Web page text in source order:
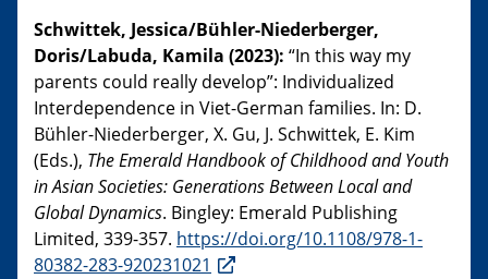
Schwittek, Jessica/Bühler-Niederberger,
Doris/Labuda, Kamila (2023): “In this way my
parents could really develop”: Individualized
Interdependence in Viet-German families. In: D.
Bühler-Niederberger, X. Gu, J. Schwittek, E. Kim
(Eds.), The Emerald Handbook of Childhood and Youth
in Asian Societies: Generations Between Local and
Global Dynamics. Bingley: Emerald Publishing
Limited, 339-357. https://doi.org/10.1108/978-1-
80382-283-920231021